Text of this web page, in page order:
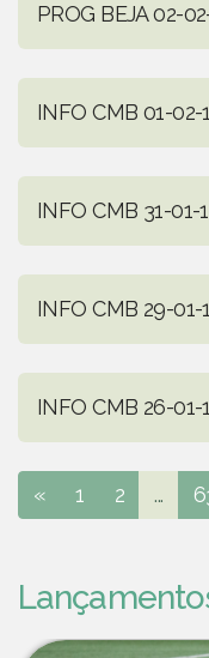
PROG BEJA 02-
INFO CMB 01-02-
INFO CMB 31-01-
INFO CMB 29-01-
INFO CMB 26-01-
« 1 2 ...